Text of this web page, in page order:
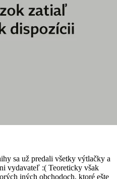
sa už predali všetky výtlačky a
vydavateľ :( Teoreticky však
iných obchodoch, ktoré ešte